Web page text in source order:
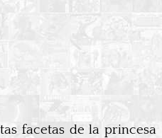
facetas de la princesa